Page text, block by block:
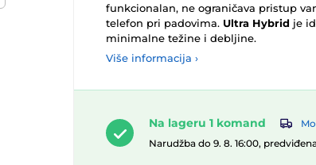
funkcionalan, ne ograničava pristup
telefon pri padovima. Ultra Hybrid je
minimalne težine i debljine.
Više informacija ›
Na lageru 1 komand
Narudžba do 9. 8. 16:00,